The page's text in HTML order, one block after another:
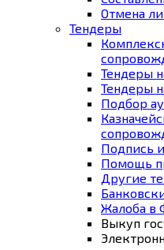
Отмена
Тендеры
Тендеры
Тендеры
Подбор
Подпись
Помощь
Другие
Жалоба в
Выкуп